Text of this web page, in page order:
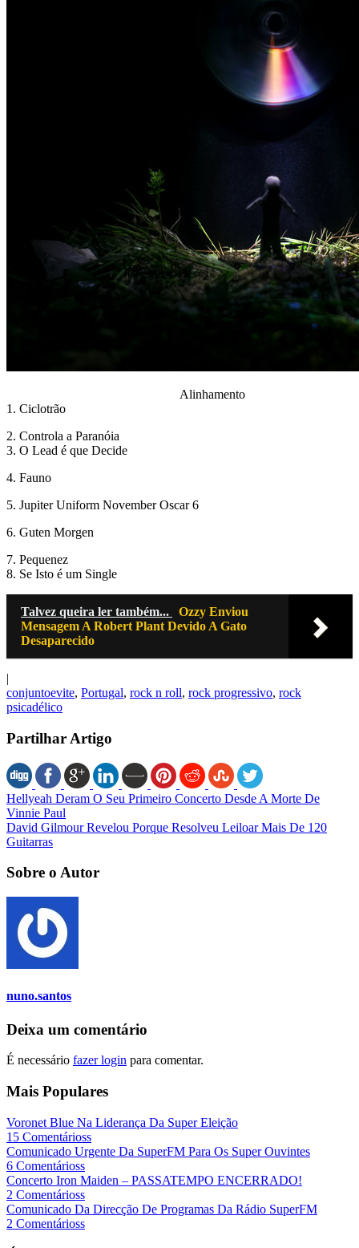
Alinhamento
1. Ciclotrão
2. Controla a Paranóia
3. O Lead é que Decide
4. Fauno
5. Jupiter Uniform November Oscar 6
6. Guten Morgen
7. Pequenez
8. Se Isto é um Single
Talvez queira ler também...
Ozzy Enviou
Mensagem A Robert Plant Devido A Gato
Desaparecido
|
conjuntoevite, Portugal, rock n roll, rock progressivo, rock
psicadélico
Partilhar Artigo
Hellyeah Deram O Seu Primeiro Concerto Desde A Morte De
Vinnie Paul
David Gilmour Revelou Porque Resolveu Leiloar Mais De 120
Guitarras
Sobre o Autor
nuno.santos
Deixa um comentário
É necessário fazer login para comentar.
Mais Populares
Voronet Blue Na Liderança Da Super Eleição
15 Comentárioss
Comunicado Urgente Da SuperFM Para Os Super Ouvintes
6 Comentárioss
Concerto Iron Maiden – PASSATEMPO ENCERRADO!
2 Comentárioss
Comunicado Da Direcção De Programas Da Rádio SuperFM
2 Comentárioss